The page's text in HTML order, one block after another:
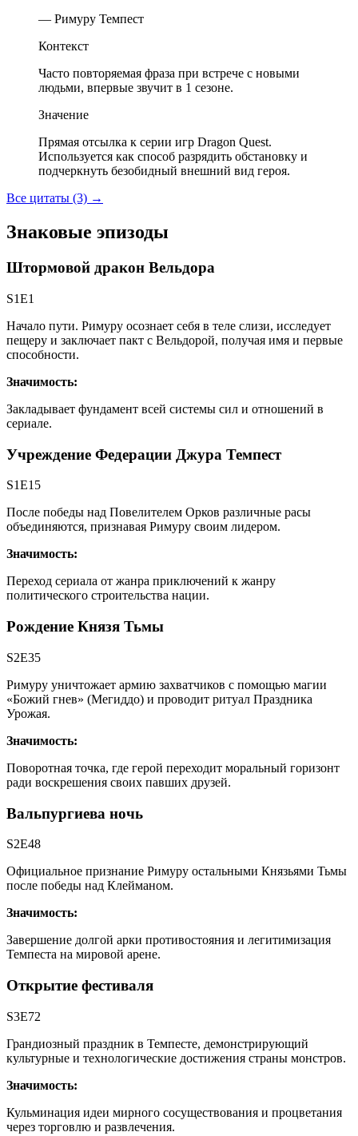
— Римуру Темпест
Контекст
Часто повторяемая фраза при встрече с новыми
людьми, впервые звучит в 1 сезоне.
Значение
Прямая отсылка к серии игр Dragon Quest.
Используется как способ разрядить обстановку и
подчеркнуть безобидный внешний вид героя.
Все цитаты (3) →
Знаковые эпизоды
Штормовой дракон Вельдора
S1E1
Начало пути. Римуру осознает себя в теле слизи, исследует
пещеру и заключает пакт с Вельдорой, получая имя и первые
способности.
Значимость:
Закладывает фундамент всей системы сил и отношений в
сериале.
Учреждение Федерации Джура Темпест
S1E15
После победы над Повелителем Орков различные расы
объединяются, признавая Римуру своим лидером.
Значимость:
Переход сериала от жанра приключений к жанру
политического строительства нации.
Рождение Князя Тьмы
S2E35
Римуру уничтожает армию захватчиков с помощью магии
«Божий гнев» (Мегиддо) и проводит ритуал Праздника
Урожая.
Значимость:
Поворотная точка, где герой переходит моральный горизонт
ради воскрешения своих павших друзей.
Вальпургиева ночь
S2E48
Официальное признание Римуру остальными Князьями Тьмы
после победы над Клейманом.
Значимость:
Завершение долгой арки противостояния и легитимизация
Темпеста на мировой арене.
Открытие фестиваля
S3E72
Грандиозный праздник в Темпесте, демонстрирующий
культурные и технологические достижения страны монстров.
Значимость:
Кульминация идеи мирного сосуществования и процветания
через торговлю и развлечения.